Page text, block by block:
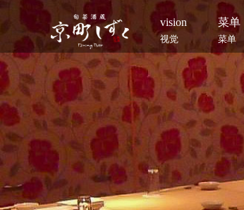
vision
视觉
菜单
菜单